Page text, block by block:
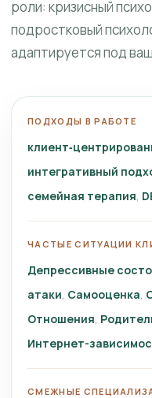
роли: кризисный
подростковый
адаптируется под
ПОДХОДЫ В РАБОТЕ
интегративный
семейная терапия
ЧАСТЫЕ СИТУАЦИИ
Депрессивные
атаки Самооценка
Отношения
Интернет-
СМЕЖНЫЕ